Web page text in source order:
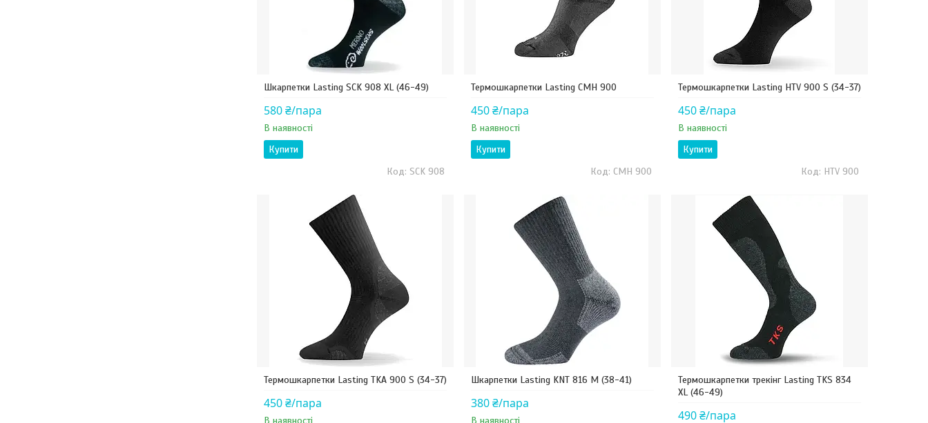
Шкарпетки Lasting SCK 908 XL (46-49)
580 ₴/пара
В наявності
Купити
SCK 908
Термошкарпетки Lasting CMH 900
450 ₴/пара
В наявності
Купити
CMH 900
Термошкарпетки Lasting HTV 900 S (34-37)
450 ₴/пара
В наявності
Купити
HTV 900
Термошкарпетки Lasting TKA 900 S (34-37)
450 ₴/пара
В наявності
Шкарпетки Lasting KNT 816 M (38-41)
380 ₴/пара
В наявності
Термошкарпетки трекінг Lasting TKS 834
XL (46-49)
490 ₴/пара